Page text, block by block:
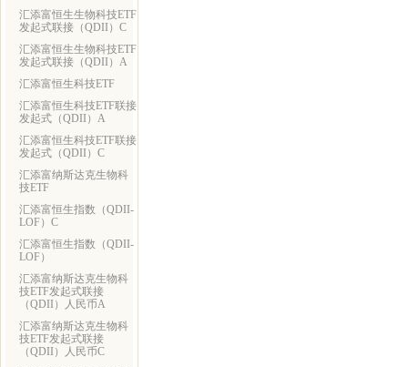
汇添富恒生生物科技ETF
发起式联接（QDII）C
汇添富恒生生物科技ETF
发起式联接（QDII）A
汇添富恒生科技ETF
汇添富恒生科技ETF联接
发起式（QDII）A
汇添富恒生科技ETF联接
发起式（QDII）C
汇添富纳斯达克生物科
技ETF
汇添富恒生指数（QDII-
LOF）C
汇添富恒生指数（QDII-
LOF）
汇添富纳斯达克生物科
技ETF发起式联接
（QDII）人民币A
汇添富纳斯达克生物科
技ETF发起式联接
（QDII）人民币C